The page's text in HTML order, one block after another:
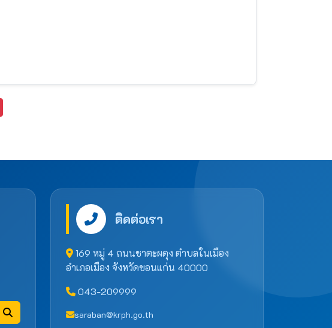
ติดต่อเรา
169 หมู่ 4 ถนนชาตะผดุง ตำบลในเมือง
อำเภอเมือง จังหวัดขอนแก่น 40000
043-209999
saraban@krph.go.th